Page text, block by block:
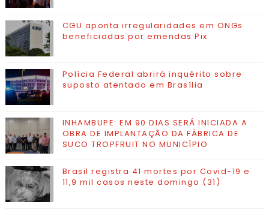
CGU aponta irregularidades em ONGs
beneficiadas por emendas Pix
Polícia Federal abrirá inquérito sobre
suposto atentado em Brasília
INHAMBUPE: EM 90 DIAS SERÁ INICIADA A
OBRA DE IMPLANTAÇÃO DA FÁBRICA DE
SUCO TROPFRUIT NO MUNICÍPIO
Brasil registra 41 mortes por Covid-19 e
11,9 mil casos neste domingo (31)